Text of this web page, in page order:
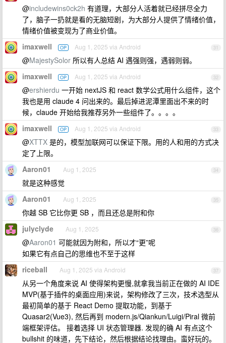
@includewins0ck2h 有道理，大部分人活着就已经拼尽全力
了，脑子一扔就是看的无脑短剧，为大部分人提供了情绪价值，
情绪价值被变现为了商业价值。
31
imaxwell OP Aug 1, 2025 via Android
@MajestySolor 所以有人总结 AI 遇强则强，遇弱则弱。
32
imaxwell OP Aug 1, 2025 via Android
@ershierdu 一开始 nextJS 和 react 数学公式用什么组件，这个
我也是用 claude 4 问出来的。最后掉进泥潭里面出不来的时
候，claude 开始给我推荐另外一些组件了。。。。
33
imaxwell OP Aug 1, 2025 via Android
@XTTX 是的，模型加联网可以保证下限。用的人和用的方式决
定了上限。
34
Aaron01 Aug 1, 2025
就是这种感觉
35
Aaron01 Aug 1, 2025
你越 SB 它比你更 SB ，而且还总是附和你
36
julyclyde Aug 1, 2025
@Aaron01 可能就因为附和，所以才“更”呢
如果它有点自己的思维也不至于这样
37
riceball Aug 1, 2025 via Android
从另一个角度来说 AI 使得架构更慢,就拿我当前正在做的 AI IDE
MVP(基于插件的桌面应用)来说，架构修改了三次，技术选型从
最初简单的基于 React Demo 提取功能，到基于
Quasar2(Vue3), 然后再到 modern.js/Qiankun/Luigi/Piral 微前
端框架评估。 接着选择 UI 状态管理器. 发现的确 AI 有点这个
bullshit 的味道，先下结论，然后根据结论找理由。蛮好玩的。